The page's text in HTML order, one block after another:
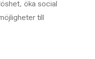
öka social
till